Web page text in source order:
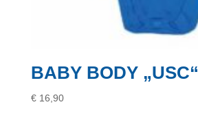
BABY BODY „USC“
€16,90